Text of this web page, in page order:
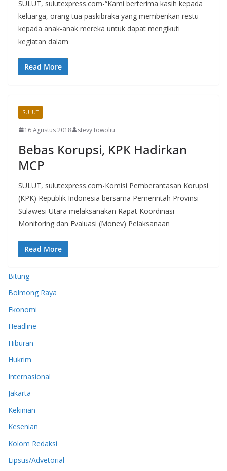
SULUT, sulutexpress.com-“Kami berterima kasih kepada
keluarga, orang tua paskibraka yang memberikan restu
kepada anak-anak mereka untuk dapat mengikuti
kegiatan dalam
Read More
SULUT
16 Agustus 2018 stevy towoliu
Bebas Korupsi, KPK Hadirkan
MCP
SULUT, sulutexpress.com-Komisi Pemberantasan Korupsi
(KPK) Republik Indonesia bersama Pemerintah Provinsi
Sulawesi Utara melaksanakan Rapat Koordinasi
Monitoring dan Evaluasi (Monev) Pelaksanaan
Read More
Bitung
Bolmong Raya
Ekonomi
Headline
Hiburan
Hukrim
Internasional
Jakarta
Kekinian
Kesenian
Kolom Redaksi
Lipsus/Advetorial